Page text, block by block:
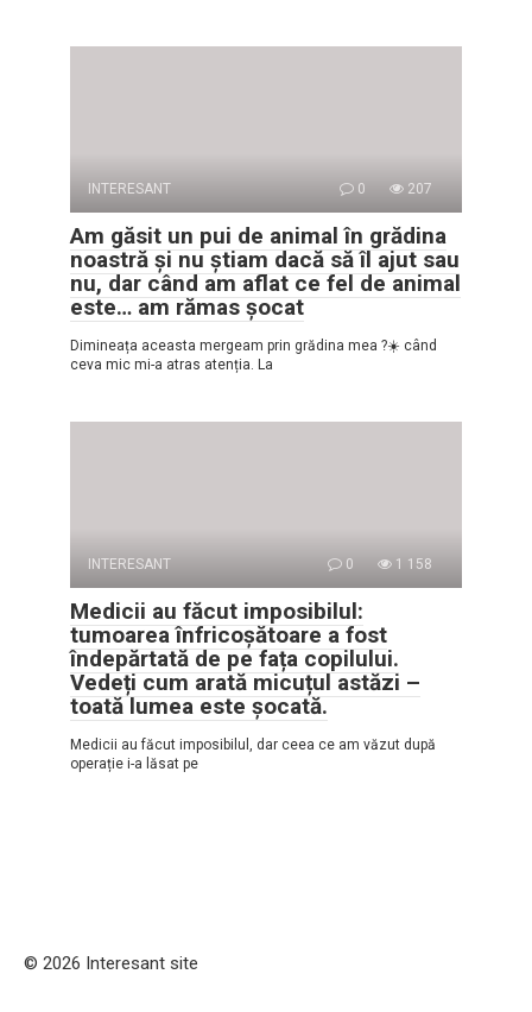
INTERESANT 0 207
Am găsit un pui de animal în grădina
noastră și nu știam dacă să îl ajut sau
nu, dar când am aflat ce fel de animal
este… am rămas șocat
Dimineața aceasta mergeam prin grădina mea ?☀️ când
ceva mic mi-a atras atenția. La
INTERESANT 0 1 158
Medicii au făcut imposibilul:
tumoarea înfricoșătoare a fost
îndepărtată de pe fața copilului.
Vedeți cum arată micuțul astăzi –
toată lumea este șocată.
Medicii au făcut imposibilul, dar ceea ce am văzut după
operație i-a lăsat pe
© 2026 Interesant site